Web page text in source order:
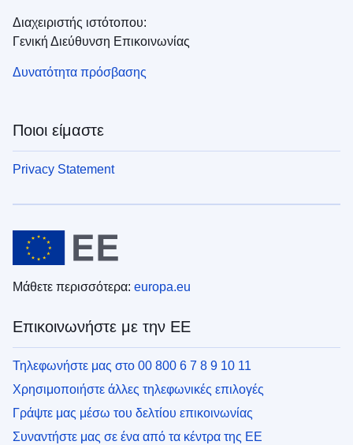
Διαχειριστής ιστότοπου:
Γενική Διεύθυνση Επικοινωνίας
Δυνατότητα πρόσβασης
Ποιοι είμαστε
Privacy Statement
Μάθετε περισσότερα: europa.eu
Επικοινωνήστε με την ΕΕ
Τηλεφωνήστε μας στο 00 800 6 7 8 9 10 11
Χρησιμοποιήστε άλλες τηλεφωνικές επιλογές
Γράψτε μας μέσω του δελτίου επικοινωνίας
Συναντήστε μας σε ένα από τα κέντρα της ΕΕ